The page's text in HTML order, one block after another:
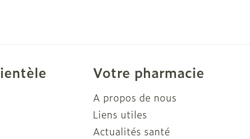
Votre pharmacie
A propos de nous
Liens utiles
Actualités santé